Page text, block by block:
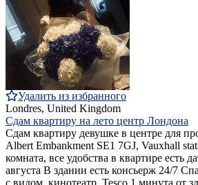
Удалить из избранного
Londres, United Kingdom
Сдам квартиру на лето центр Лондона
Сдам квартиру девушке в центре для
Albert Embankment SE1 7GJ, Vauxhall
комната, все удобства в квартире есть
августа В здании есть консьерж 24/7